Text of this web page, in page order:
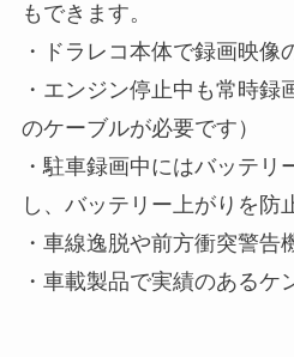
もできます。
・ドラレコ本体で録画映像
・エンジン停止中も常時録
のケーブルが必要です）
・駐車録画中にはバッテリ
し、バッテリー上がりを防
・車線逸脱や前方衝突警告
・車載製品で実績のあるケ